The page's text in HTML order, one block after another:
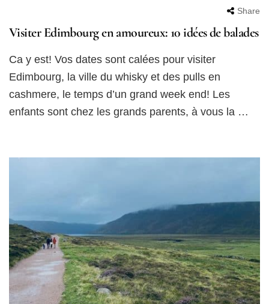
Share
Visiter Edimbourg en amoureux: 10 idées de balades
Ca y est! Vos dates sont calées pour visiter
Edimbourg, la ville du whisky et des pulls en
cashmere, le temps d’un grand week end! Les
enfants sont chez les grands parents, à vous la …